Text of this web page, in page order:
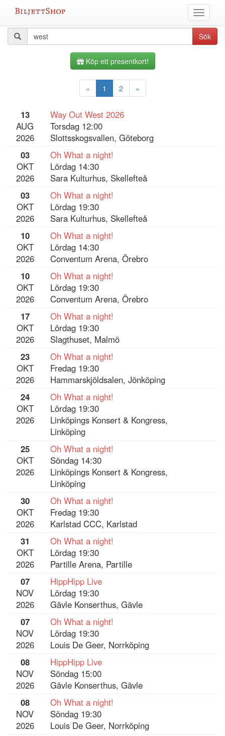
Växla
meny
Alla
evenemang
Sök
Köp ett presentkort!
« 1 2 »
13
AUG
2026
Way Out West 2026
Torsdag 12:00
Slottsskogsvallen, Göteborg
03
OKT
2026
Oh What a night!
Lördag 14:30
Sara Kulturhus, Skellefteå
03
OKT
2026
Oh What a night!
Lördag 19:30
Sara Kulturhus, Skellefteå
10
OKT
2026
Oh What a night!
Lördag 14:30
Conventum Arena, Örebro
10
OKT
2026
Oh What a night!
Lördag 19:30
Conventum Arena, Örebro
17
OKT
2026
Oh What a night!
Lördag 19:30
Slagthuset, Malmö
23
OKT
2026
Oh What a night!
Fredag 19:30
Hammarskjöldsalen, Jönköping
24
OKT
2026
Oh What a night!
Lördag 19:30
Linköpings Konsert & Kongress,
Linköping
25
OKT
2026
Oh What a night!
Söndag 14:30
Linköpings Konsert & Kongress,
Linköping
30
OKT
2026
Oh What a night!
Fredag 19:30
Karlstad CCC, Karlstad
31
OKT
2026
Oh What a night!
Lördag 19:30
Partille Arena, Partille
07
NOV
2026
HippHipp Live
Lördag 19:30
Gävle Konserthus, Gävle
07
NOV
2026
Oh What a night!
Lördag 19:30
Louis De Geer, Norrköping
08
NOV
2026
HippHipp Live
Söndag 15:00
Gävle Konserthus, Gävle
08
NOV
2026
Oh What a night!
Söndag 19:30
Louis De Geer, Norrköping